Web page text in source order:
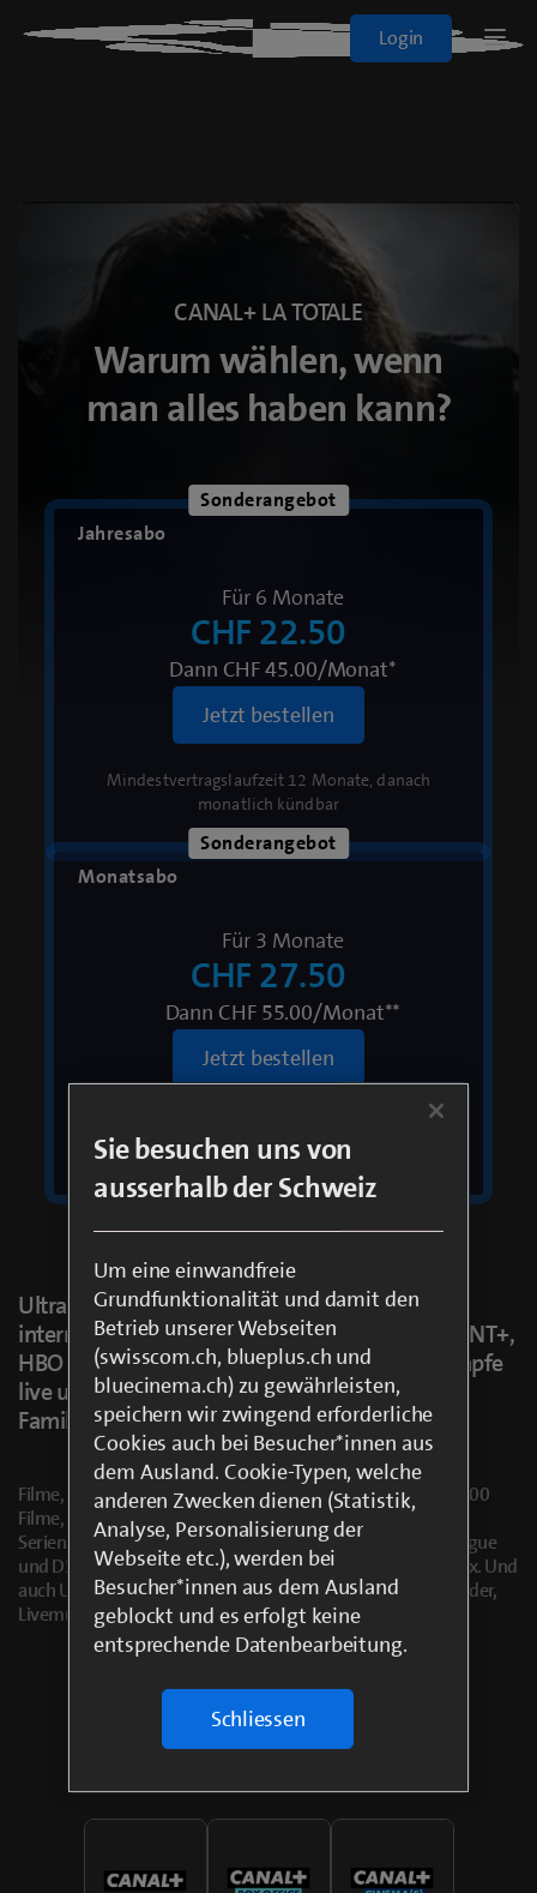
Blue+
Login
Alle Abos
On Demand
Cinema
Unmute
Loaded
100.00%
CANAL+ LA TOTALE
Warum wählen, wenn
man alles haben kann?
Jahresabo
Sonderangebot
Für 6 Monate
CHF 22.50
Dann CHF 45.00/Monat*
Jetzt bestellen
Mindestvertragslaufzeit 12 Monate, danach
monatlich kündbar
Monatsabo
Sonderangebot
Für 3 Monate
CHF 27.50
Dann CHF 55.00/Monat**
Jetzt bestellen
monatlich kündbar
Ultrapräzises Kino in seiner ganzen Vielfalt, alle
internationalen Serien von CANAL+, PARAMOUNT+,
HBO Max und Apple TV+, grosse Sportwettkämpfe
live und Programme, die man mit der ganzen
Familie ansehen kann. Ganz einfach: La Totale
Filme, 6 Monate nach Kinostart aus allen Bereichen: bis zu 500
Filme, davon 300 neue pro Jahr. CANAL+ Eigenproduktion-
Serien.Der ganze Sport von CANAL+, mit 100% Premier League
und D1 Arkema. 100% Formel1™ und MotoGP™ Grands Prix. Und
auch Unterhaltung für alle. Dokumentarfilme, Filme für Kinder,
Livemusik und Comedyshows.
Die Sender
Sie besuchen uns von
ausserhalb der Schweiz
Um eine einwandfreie
Grundfunktionalität und damit den
Betrieb unserer Webseiten
(swisscom.ch, blueplus.ch und
bluecinema.ch) zu gewährleisten,
speichern wir zwingend erforderliche
Cookies auch bei Besucher*innen aus
dem Ausland. Cookie-Typen, welche
anderen Zwecken dienen (Statistik,
Analyse, Personalisierung der
Webseite etc.), werden bei
Besucher*innen aus dem Ausland
geblockt und es erfolgt keine
entsprechende Datenbearbeitung.
Schliessen